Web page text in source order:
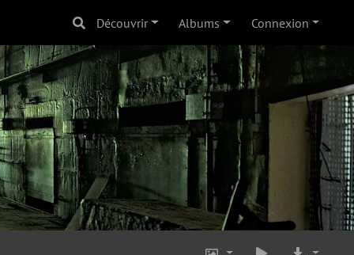
Découvrir Albums Connexion